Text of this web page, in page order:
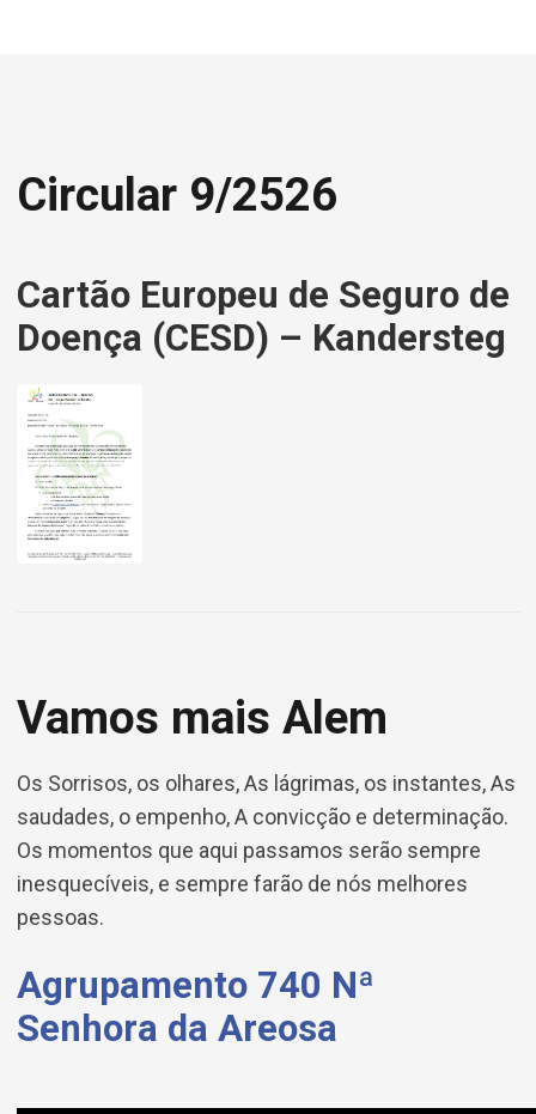
Circular 9/2526
Cartão Europeu de Seguro de
Doença (CESD) – Kandersteg
Vamos mais Alem
Os Sorrisos, os olhares, As lágrimas, os instantes, As
saudades, o empenho, A convicção e determinação.
Os momentos que aqui passamos serão sempre
inesquecíveis, e sempre farão de nós melhores
pessoas.
Agrupamento 740 Nª
Senhora da Areosa